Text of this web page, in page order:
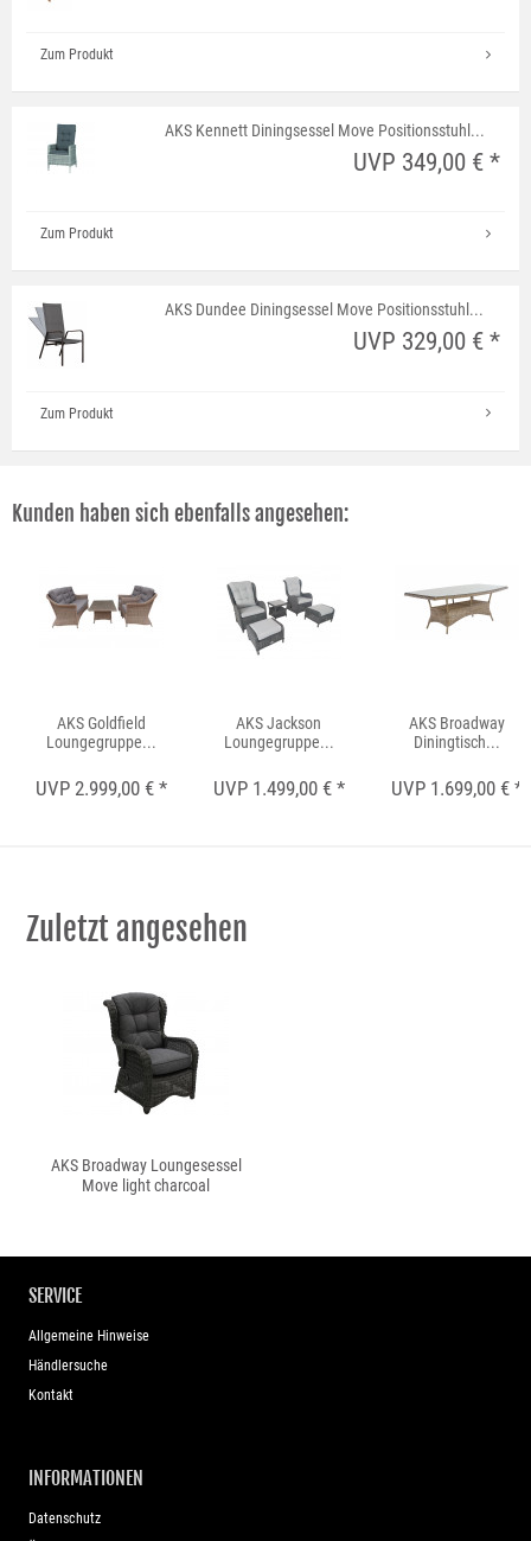
Zum Produkt
AKS Kennett Diningsessel Move Positionsstuhl...
UVP 349,00 € *
Zum Produkt
AKS Dundee Diningsessel Move Positionsstuhl...
UVP 329,00 € *
Zum Produkt
Kunden haben sich ebenfalls angesehen:
AKS Goldfield
Loungegruppe...
UVP 2.999,00 € *
AKS Jackson
Loungegruppe...
UVP 1.499,00 € *
AKS Broadway
Diningtisch...
UVP 1.699,00 € *
Zuletzt angesehen
AKS Broadway Loungesessel
Move light charcoal
SERVICE
Allgemeine Hinweise
Händlersuche
Kontakt
INFORMATIONEN
Datenschutz